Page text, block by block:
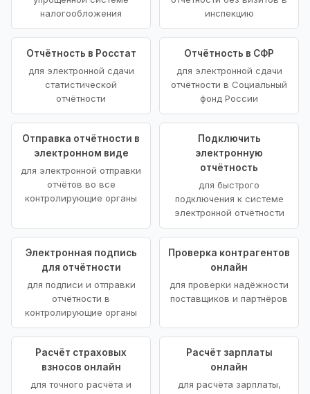
налогообложения
инспекцию
Отчётность в Росстат
для электронной сдачи
статистической
отчётности
Отчётность в СФР
для электронной сдачи
отчётности в Социальный
фонд России
Отправка отчётности в
электронном виде
для электронной отправки
отчётов во все
контролирующие органы
Подключить
электронную
отчётность
для быстрого
подключения к системе
электронной отчётности
Электронная подпись
для отчётности
для подписи и отправки
отчётности в
контролирующие органы
Проверка контрагентов
онлайн
для проверки надёжности
поставщиков и партнёров
Расчёт страховых
взносов онлайн
для точного расчёта и
Расчёт зарплаты
онлайн
для расчёта зарплаты,